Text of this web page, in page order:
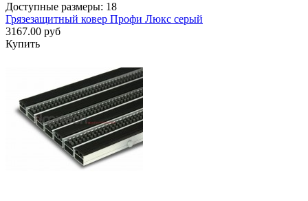
Доступные размеры: 18
Грязезащитный ковер Профи Люкс серый
3167.00 руб
Купить